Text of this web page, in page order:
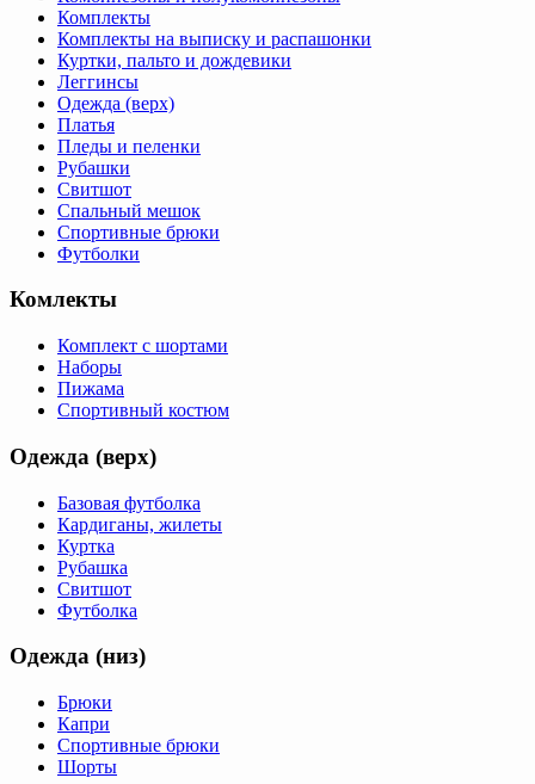
Комплекты
Комплекты на выписку и распашонки
Куртки, пальто и дождевики
Леггинсы
Одежда (верх)
Платья
Пледы и пеленки
Рубашки
Свитшот
Спальный мешок
Спортивные брюки
Футболки
Комлекты
Комплект с шортами
Наборы
Пижама
Спортивный костюм
Одежда (верх)
Базовая футболка
Кардиганы, жилеты
Куртка
Рубашка
Свитшот
Футболка
Одежда (низ)
Брюки
Капри
Спортивные брюки
Шорты